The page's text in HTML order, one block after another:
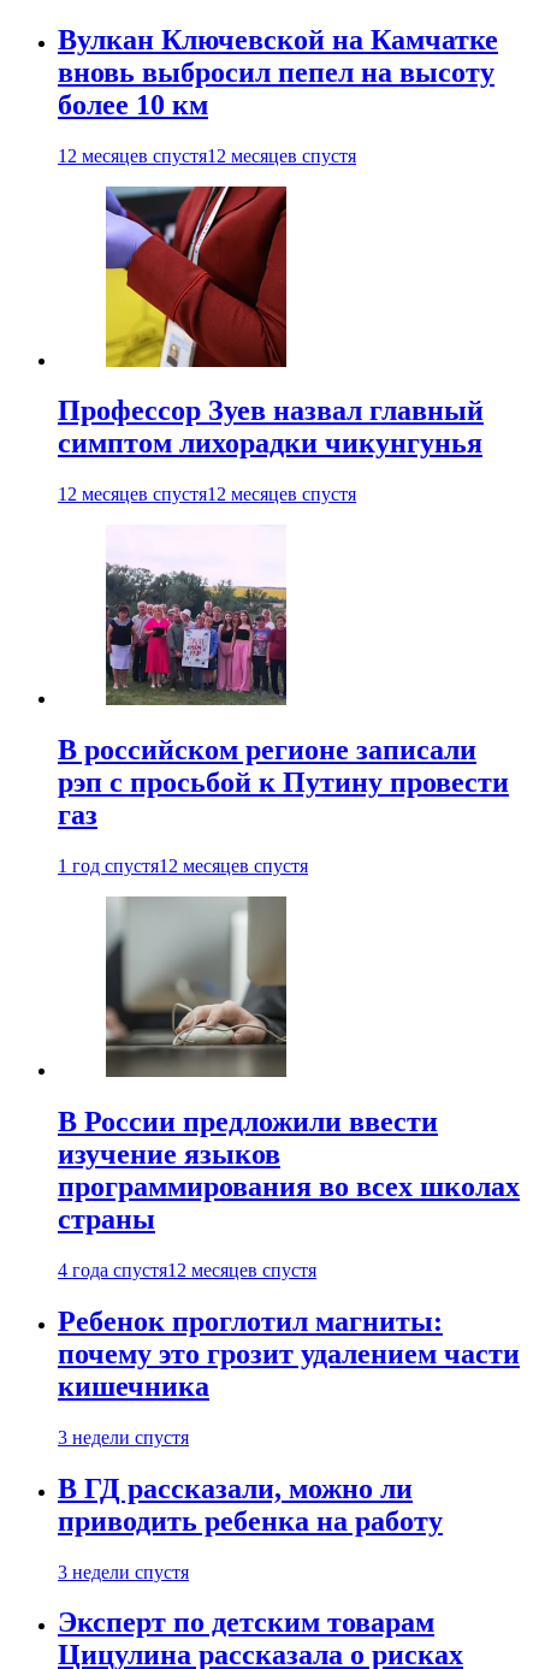
Вулкан Ключевской на Камчатке
вновь выбросил пепел на высоту
более 10 км
12 месяцев спустя12 месяцев спустя
Профессор Зуев назвал главный
симптом лихорадки чикунгунья
12 месяцев спустя12 месяцев спустя
В российском регионе записали
рэп с просьбой к Путину провести
газ
1 год спустя12 месяцев спустя
В России предложили ввести
изучение языков
программирования во всех школах
страны
4 года спустя12 месяцев спустя
Ребенок проглотил магниты:
почему это грозит удалением части
кишечника
3 недели спустя
В ГД рассказали, можно ли
приводить ребенка на работу
3 недели спустя
Эксперт по детским товарам
Цицулина рассказала о рисках